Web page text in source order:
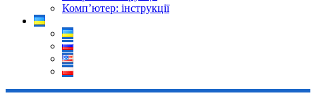
Комп’ютер: інструкції